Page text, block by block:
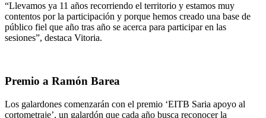
“Llevamos ya 11 años recorriendo el territorio y estamos muy
contentos por la participación y porque hemos creado una base de
público fiel que año tras año se acerca para participar en las
sesiones”, destaca Vitoria.
Premio a Ramón Barea
Los galardones comenzarán con el premio ‘EITB Saria apoyo al
cortometraje’, un galardón que cada año busca reconocer la